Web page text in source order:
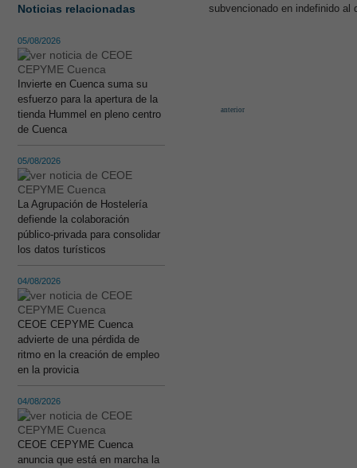
Noticias relacionadas
05/08/2026
Invierte en Cuenca suma su
esfuerzo para la apertura de la
tienda Hummel en pleno centro
de Cuenca
05/08/2026
La Agrupación de Hostelería
defiende la colaboración
público-privada para consolidar
los datos turísticos
04/08/2026
CEOE CEPYME Cuenca
advierte de una pérdida de
ritmo en la creación de empleo
en la provicia
04/08/2026
CEOE CEPYME Cuenca
anuncia que está en marcha la
subvencionado en indefinido
anterior